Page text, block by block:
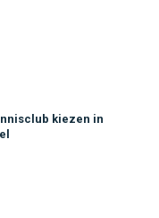
kiezen in